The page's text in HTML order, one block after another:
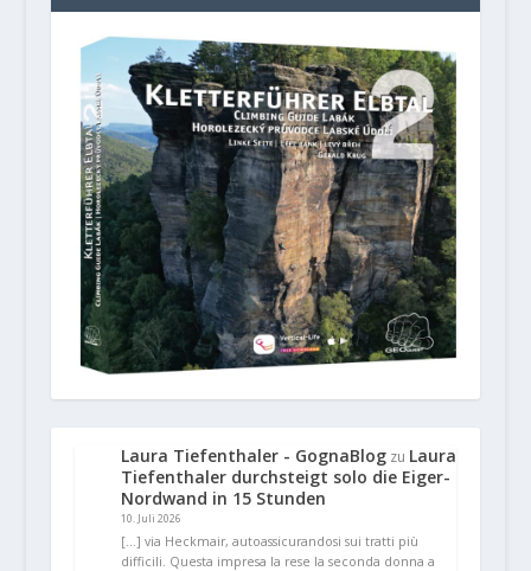
Laura Tiefenthaler - GognaBlogzu Laura
Tiefenthaler durchsteigt solo die Eiger-
Nordwand in 15 Stunden
10. Juli 2026
[…] via Heckmair, autoassicurandosi sui tratti più
difficili. Questa impresa la rese la seconda donna a